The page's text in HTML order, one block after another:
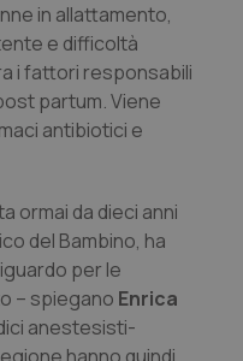
in allattamento,
e difficoltà
i fattori responsabili
partum. Viene
antibiotici e
ormai da dieci anni
del Bambino, ha
per le
– spiegano Enrica
anestesisti-